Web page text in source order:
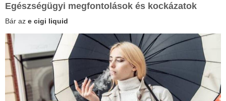
Egészségügyi megfontolások és kockázatok
Bár az e cigi liquid